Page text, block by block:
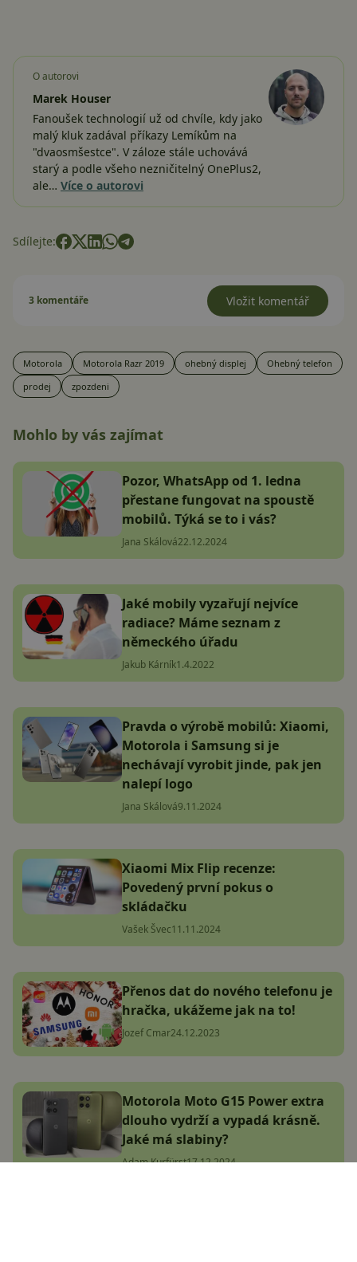
O autorovi
Marek Houser
Fanoušek technologií už od chvíle, kdy jako
malý kluk zadával příkazy Lemíkům na
"dvaosmšestce". V záloze stále uchovává
starý a podle všeho nezničitelný OnePlus2,
ale… Více o autorovi
Sdílejte:
3 komentáře Vložit komentář
Motorola Motorola Razr 2019 ohebný displej
Ohebný telefon
prodej
zpozdeni
Mohlo by vás zajímat
Pozor, WhatsApp od 1. ledna
přestane fungovat na spoustě
mobilů. Týká se to i vás?
Jana Skálová22.12.2024
Jaké mobily vyzařují nejvíce
radiace? Máme seznam z
německého úřadu
Jakub Kárník1.4.2022
Pravda o výrobě mobilů: Xiaomi,
Motorola i Samsung si je
nechávají vyrobit jinde, pak jen
nalepí logo
Jana Skálová9.11.2024
Xiaomi Mix Flip recenze:
Povedený první pokus o
skládačku
Vašek Švec11.11.2024
Přenos dat do nového telefonu je
hračka, ukážeme jak na to!
Jozef Cmar24.12.2023
Motorola Moto G15 Power extra
dlouho vydrží a vypadá krásně.
Jaké má slabiny?
Adam Kurfürst17.12.2024